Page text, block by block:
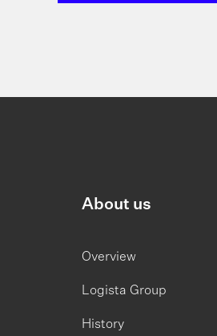
About us
Overview
Logista Group
History